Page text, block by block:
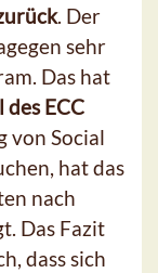
. Der
sehr
Das hat
ECC
von Social
hat das
nach
Das Fazit
dass sich